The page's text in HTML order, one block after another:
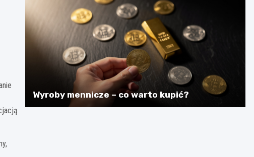
Wyroby mennicze – co warto kupić?